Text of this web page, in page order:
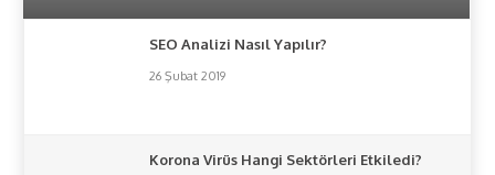
SEO Analizi Nasıl Yapılır?
26 Şubat 2019
Korona Virüs Hangi Sektörleri Etkiledi?